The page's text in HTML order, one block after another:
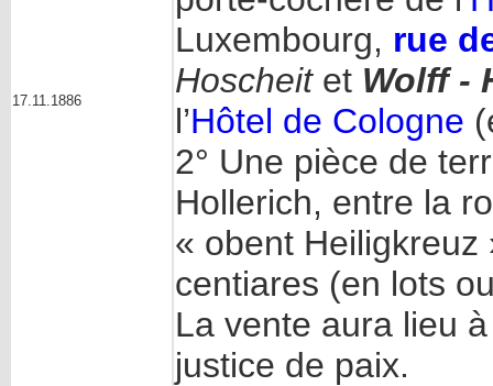
17.11.1886
Luxembourg, rue
Hoscheit et Wolff -
l’Hôtel de Cologne
2° Une pièce de
Hollerich, entre la
« obent
centiares (en lots
La vente aura lieu
justice de paix.